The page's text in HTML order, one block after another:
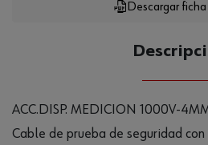
Descargar
ACC.DISP. MEDICION 1000V-
Cable de prueba de seguridad